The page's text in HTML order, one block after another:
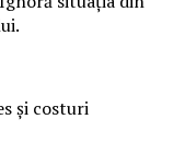
și costuri